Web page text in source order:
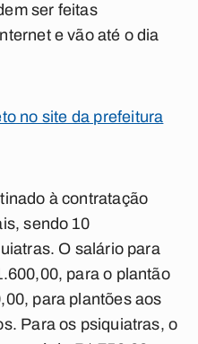
ser feitas
e vão até o dia
no site da prefeitura
à contratação
sendo 10
O salário para
para o plantão
para plantões aos
Para os psiquiatras, o